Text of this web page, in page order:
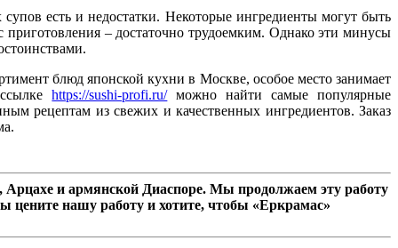
есть и недостатки. Некоторые ингредиенты могут быть
приготовления – достаточно трудоемким. Однако эти минусы
блюд японской кухни в Москве, особое место занимает
https://sushi-profi.ru/можно найти самые популярные
рецептам из свежих и качественных ингредиентов. Заказ
и армянской Диаспоре. Мы продолжаем эту работу
цените нашу работу и хотите, чтобы «Еркрамас»